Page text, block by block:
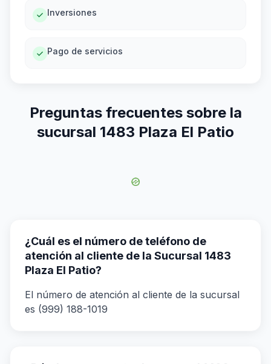
Inversiones
Pago de servicios
Preguntas frecuentes sobre la
sucursal 1483 Plaza El Patio
¿Cuál es el número de teléfono de
atención al cliente de la Sucursal 1483
Plaza El Patio?
El número de atención al cliente de la sucursal
es (999) 188-1019